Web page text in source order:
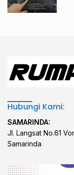
Hubungi Kami:
SAMARINDA:
Jl. Langsat No.61
Samarinda